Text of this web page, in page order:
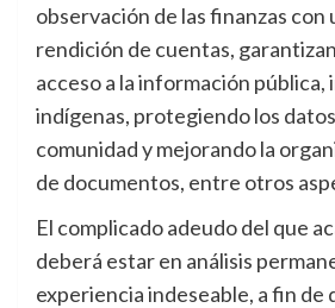
observación de las finanzas con
rendición de cuentas,
acceso a la información pública,
indígenas, protegiendo los
comunidad y mejorando la
de documentos, entre otros
El complicado adeudo del que
deberá estar en análisis
experiencia indeseable, a fin de